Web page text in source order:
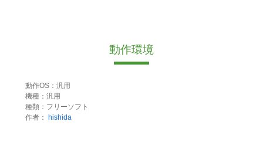
動作環境
動作OS：汎用
機種：汎用
種類：フリーソフト
作者：
hishida